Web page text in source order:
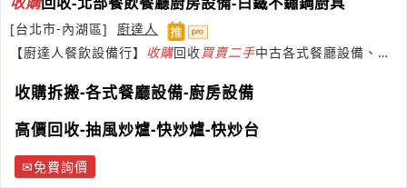
[台北市-內湖區]
廚達人
【廚達人餐飲設備行】 收購回收買賣二手中古各式餐廳設備、營
收購拆搬-各式餐廳設備-廚房設備
高價回收-抽風炒爐-快炒爐-快炒台
免費詢價